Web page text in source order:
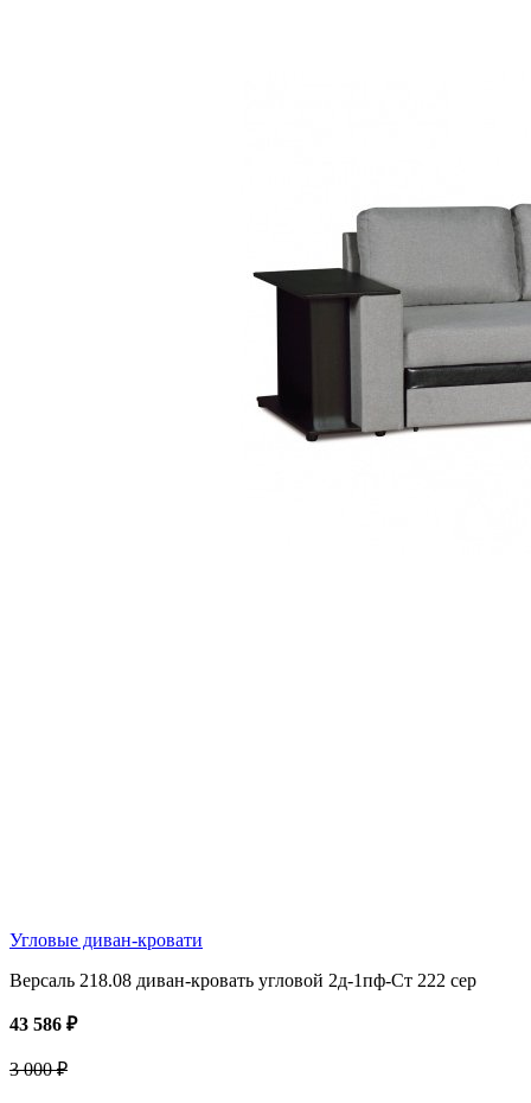
Угловые диван-кровати
Версаль 218.08 диван-кровать угловой 2д-1пф-Ст 222 сер
43 586 ₽
3 000 ₽